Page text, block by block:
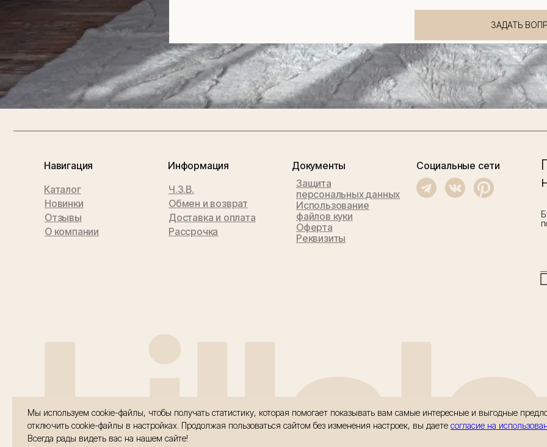
ЗАДАТЬ
Навигация
Реквизиты
Оферта
Использование
файлов куки
Защита
персональных данных
Рассрочка
Доставка и оплата
Обмен и возврат
Ч.З.В.
Новинки
Отзывы
О компании
Каталог
Информация Документы Социальные сети
Мы используем cookie-файлы, чтобы получать статистику, которая помогает показывать вам самые интересные и выгодные
отключить cookie-файлы в настройках. Продолжая пользоваться сайтом без изменения настроек, вы даете согласие на
Всегда рады видеть вас на нашем сайте!